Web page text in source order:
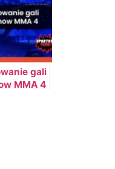
gali
MMA 4